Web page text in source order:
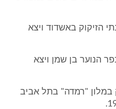
הזיקוק באשדוד ויצא
הנוער בן שמן ויצא
במלון "רמדה" בתל אביב